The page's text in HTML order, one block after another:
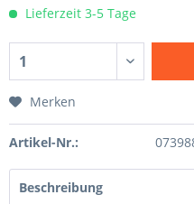
Lieferzeit 3-5 Tage
Merken
Artikel-Nr.:
Beschreibung